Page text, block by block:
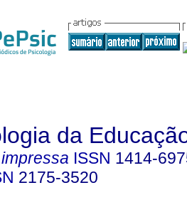
da
ISSN 1414-
2175-3520